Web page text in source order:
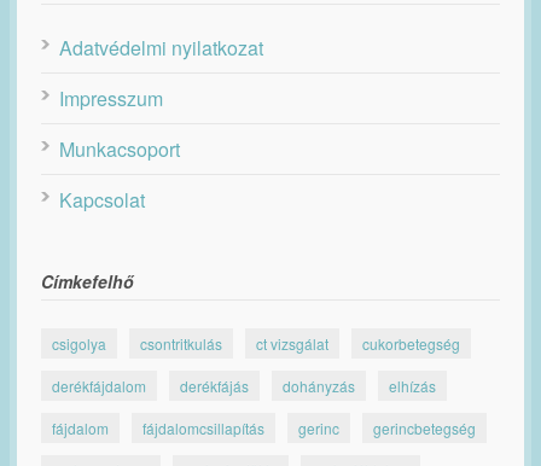
Adatvédelmi nyilatkozat
Impresszum
Munkacsoport
Kapcsolat
Címkefelhő
csigolya csontritkulás ct vizsgálat cukorbetegség
derékfájdalom derékfájás dohányzás elhízás
fájdalom fájdalomcsillapítás gerinc gerincbetegség